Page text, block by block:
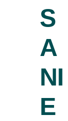
S
A
NI
E